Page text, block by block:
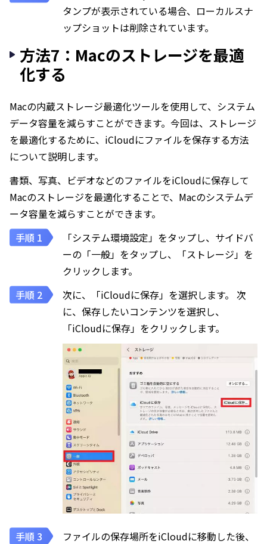
タンプが表示されている場合、ローカルスナ
ップショットは削除されています。
方法7：Macのストレージを最適
化する
Macの内蔵ストレージ最適化ツールを使用して、システム
データ容量を減らすことができます。今回は、ストレージ
を最適化するために、iCloudにファイルを保存する方法
について説明します。
書類、写真、ビデオなどのファイルをiCloudに保存して
Macのストレージを最適化することで、Macのシステムデ
ータ容量を減らすことができます。
「システム環境設定」をタップし、サイドバ
ーの「一般」をタップし、「ストレージ」を
クリックします。
次に、「iCloudに保存」を選択します。 次
に、保存したいコンテンツを選択し、
「iCloudに保存」をクリックします。
ファイルの保存場所をiCloudに移動した後、